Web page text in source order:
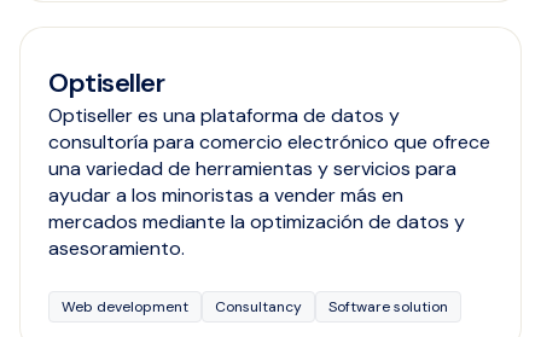
Optiseller
Optiseller es una plataforma de datos y
consultoría para comercio electrónico que ofrece
una variedad de herramientas y servicios para
ayudar a los minoristas a vender más en
mercados mediante la optimización de datos y
asesoramiento.
Web development Consultancy Software solution